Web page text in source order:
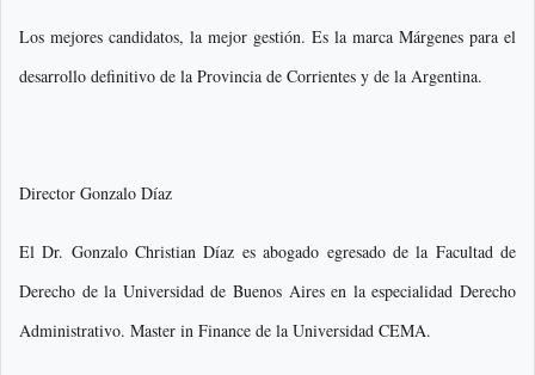
Los mejores candidatos, la mejor gestión. Es la marca Márgenes para el
desarrollo definitivo de la Provincia de Corrientes y de la Argentina.
Director Gonzalo Díaz
El Dr. Gonzalo Christian Díaz es abogado egresado de la Facultad de
Derecho de la Universidad de Buenos Aires en la especialidad Derecho
Administrativo. Master in Finance de la Universidad CEMA.